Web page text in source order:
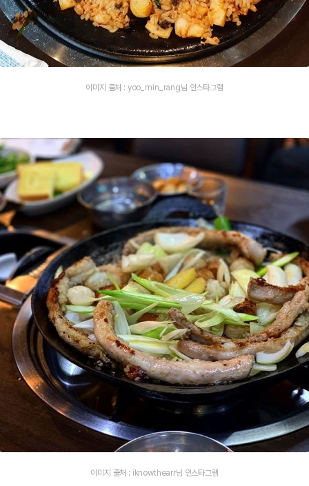
이미지 출처 : yoo_min_rang님 인스타그램
이미지 출처 : iknowthearr님 인스타그램